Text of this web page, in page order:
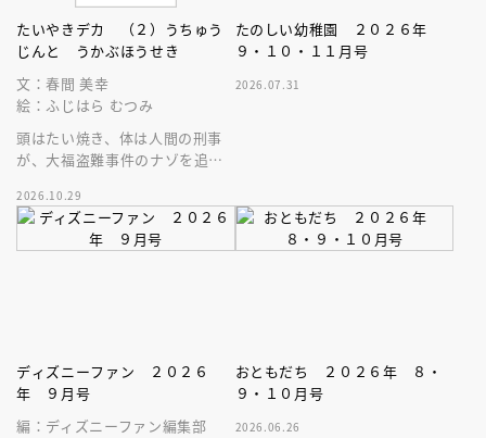
たいやきデカ （２）うちゅう
じんと うかぶほうせき
文：春間 美幸
絵：ふじはら むつみ
頭はたい焼き、体は人間の刑事
が、大福盗難事件のナゾを追
み物の新シリーズ第２巻目。
2026.10.29
たのしい幼稚園 ２０２６年
９・１０・１１月号
2026.07.31
ディズニーファン ２０２６
年 ９月号
編：ディズニーファン編集部
おともだち ２０２６年 ８・
９・１０月号
2026.06.26